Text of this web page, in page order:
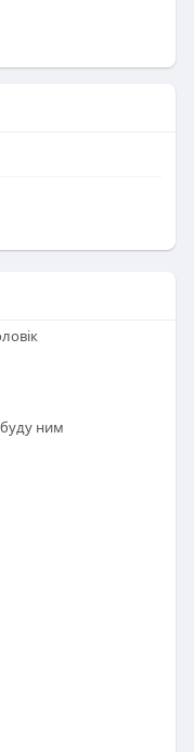
буду ним